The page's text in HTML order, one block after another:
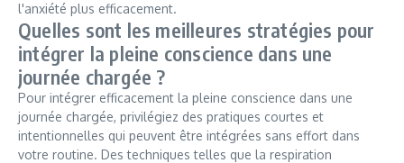
l'anxiété plus efficacement.
Quelles sont les meilleures stratégies pour
intégrer la pleine conscience dans une
journée chargée ?
Pour intégrer efficacement la pleine conscience dans une
journée chargée, privilégiez des pratiques courtes et
intentionnelles qui peuvent être intégrées sans effort dans
votre routine. Des techniques telles que la respiration